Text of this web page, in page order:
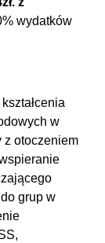
wydatków
w
z otoczeniem
grup w